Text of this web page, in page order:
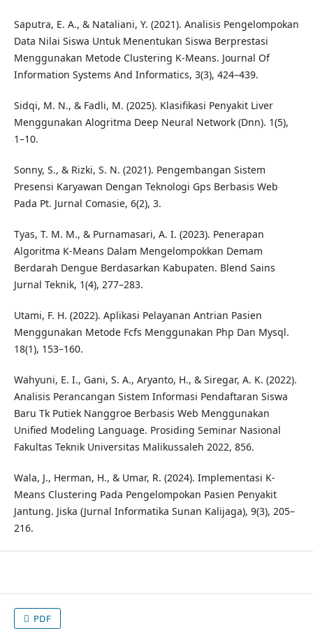
Saputra, E. A., & Nataliani, Y. (2021). Analisis Pengelompokan
Data Nilai Siswa Untuk Menentukan Siswa Berprestasi
Menggunakan Metode Clustering K-Means. Journal Of
Information Systems And Informatics, 3(3), 424–439.
Sidqi, M. N., & Fadli, M. (2025). Klasifikasi Penyakit Liver
Menggunakan Alogritma Deep Neural Network (Dnn). 1(5),
1–10.
Sonny, S., & Rizki, S. N. (2021). Pengembangan Sistem
Presensi Karyawan Dengan Teknologi Gps Berbasis Web
Pada Pt. Jurnal Comasie, 6(2), 3.
Tyas, T. M. M., & Purnamasari, A. I. (2023). Penerapan
Algoritma K-Means Dalam Mengelompokkan Demam
Berdarah Dengue Berdasarkan Kabupaten. Blend Sains
Jurnal Teknik, 1(4), 277–283.
Utami, F. H. (2022). Aplikasi Pelayanan Antrian Pasien
Menggunakan Metode Fcfs Menggunakan Php Dan Mysql.
18(1), 153–160.
Wahyuni, E. I., Gani, S. A., Aryanto, H., & Siregar, A. K. (2022).
Analisis Perancangan Sistem Informasi Pendaftaran Siswa
Baru Tk Putiek Nanggroe Berbasis Web Menggunakan
Unified Modeling Language. Prosiding Seminar Nasional
Fakultas Teknik Universitas Malikussaleh 2022, 856.
Wala, J., Herman, H., & Umar, R. (2024). Implementasi K-
Means Clustering Pada Pengelompokan Pasien Penyakit
Jantung. Jiska (Jurnal Informatika Sunan Kalijaga), 9(3), 205–
216.
PDF